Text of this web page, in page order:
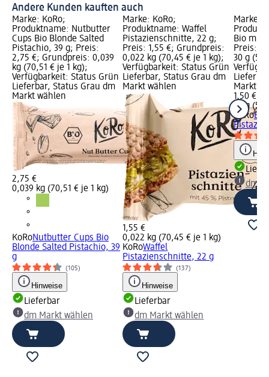
Andere Kunden kauften auch
Marke: KoRo;
Produktname: Nutbutter
Cups Bio Blonde Salted
Pistachio, 39 g; Preis:
2,75 €; Grundpreis: 0,039
kg (70,51 € je 1 kg);
Verfügbarkeit: Status Grün
Lieferbar, Status Grau dm
Markt wählen
2,75 €
0,039 kg (70,51 € je 1 kg)
KoRoNutbutter Cups Bio
Blonde Salted Pistachio, 39
g
(105)
Hinweise
Lieferbar
dm Markt wählen
Marke: KoRo;
Produktname: Waffel
Pistazienschnitte, 22 g;
Preis: 1,55 €; Grundpreis:
0,022 kg (70,45 € je 1 kg);
Verfügbarkeit: Status Grün
Lieferbar, Status Grau dm
Markt wählen
1,55 €
0,022 kg (70,45 € je 1 kg)
KoRoWaffel
Pistazienschnitte, 22 g
(137)
Hinweise
Lieferbar
dm Markt wählen
Marke:
Bio mit
Preis:
30 g
Markt
1,50 €
30 g
KoRo
dm